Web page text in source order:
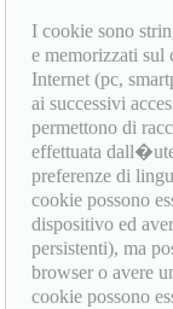
I cookie sono
e memorizzati
Internet (pc,
ai successivi
permettono di
effettuata
preferenze di
cookie possono
dispositivo ed
persistenti), ma
browser o avere
cookie possono